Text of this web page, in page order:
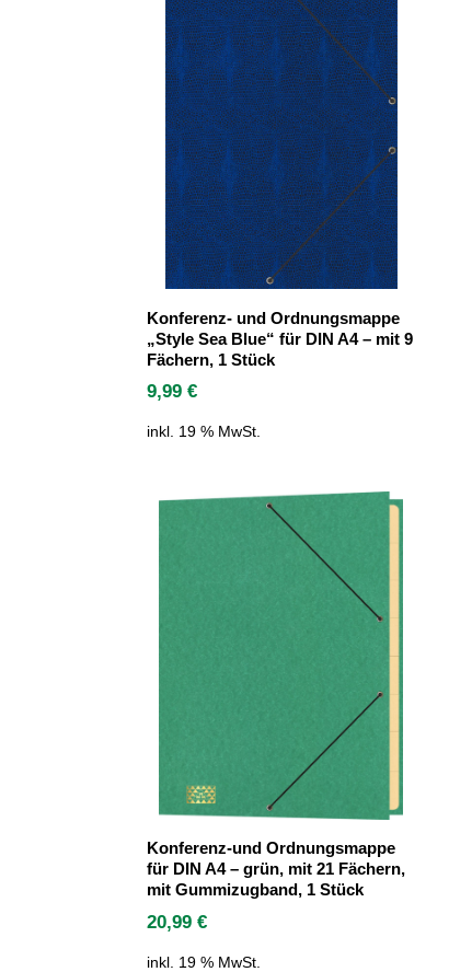
Konferenz- und Ordnungsmappe
„Style Sea Blue“ für DIN A4 – mit 9
Fächern, 1 Stück
9,99€
inkl. 19 % MwSt.
Konferenz-und Ordnungsmappe
für DIN A4 – grün, mit 21 Fächern,
mit Gummizugband, 1 Stück
20,99€
inkl. 19 % MwSt.